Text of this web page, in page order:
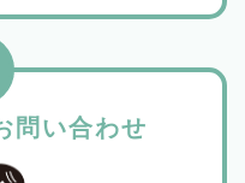
問い合わせ